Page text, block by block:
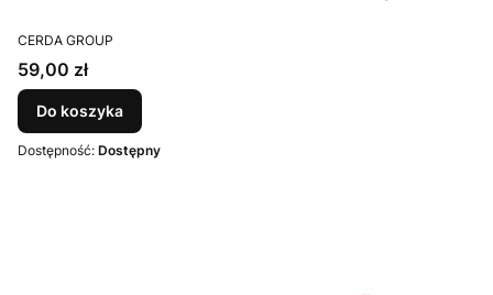
PRODUCENT
CERDA GROUP
Cena
59,00 zł
Do koszyka
Dostępność: Dostępny